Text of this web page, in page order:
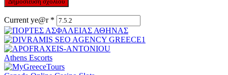
Current ye@r *
Athens Escorts